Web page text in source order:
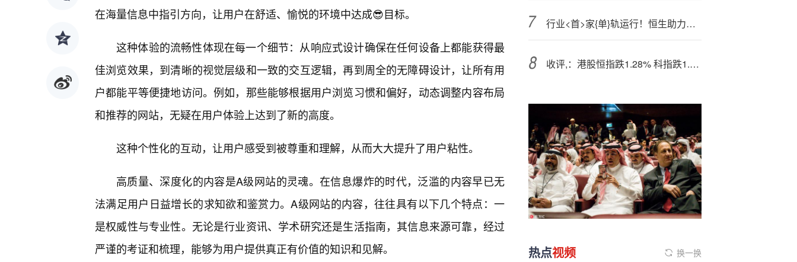
在海量信息中指引方向，让用户在舒适、愉悦的环境中达成😎目标。
这种体验的流畅性体现在每一个细节：从响应式设计确保在任何设备上都能获得最
佳浏览效果，到清晰的视觉层级和一致的交互逻辑，再到周全的无障碍设计，让所有用
户都能平等便捷地访问。例如，那些能够根据用户浏览习惯和偏好，动态调整内容布局
和推荐的网站，无疑在用户体验上达到了新的高度。
这种个性化的互动，让用户感受到被尊重和理解，从而大大提升了用户粘性。
高质量、深度化的内容是A级网站的灵魂。在信息爆炸的时代，泛滥的内容早已无
法满足用户日益增长的求知欲和鉴赏力。A级网站的内容，往往具有以下几个特点：一
是权威性与专业性。无论是行业资讯、学术研究还是生活指南，其信息来源可靠，经过
严谨的考证和梳理，能够为用户提供真正有价值的知识和见解。
行业<首>家{单}轨运行！恒生助力华福证券托管核心系统全栈信创
收评,：港股恒指跌1.28% 科指跌1.58% 科网股普跌 内房股走弱 乐摩科技首日涨超36%
热点视频 换一换